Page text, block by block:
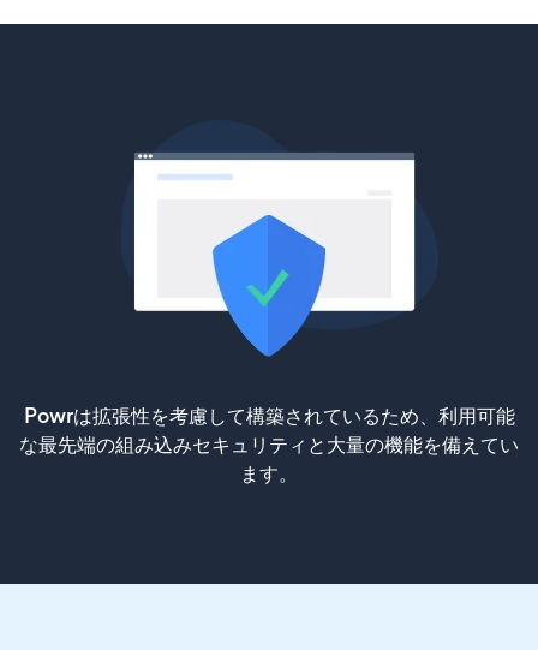
Powrは拡張性を考慮して構築されているため、利用可能
な最先端の組み込みセキュリティと大量の機能を備えてい
ます。